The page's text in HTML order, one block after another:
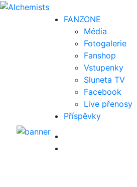
FANZONE
Média
Fotogalerie
Fanshop
Vstupenky
Sluneta TV
Facebook
Live přenosy
Příspěvky